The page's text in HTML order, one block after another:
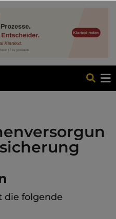
die folgende